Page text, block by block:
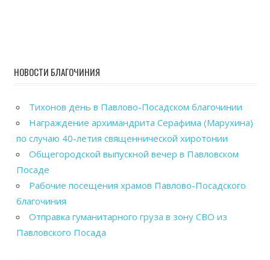
НОВОСТИ БЛАГОЧИНИЯ
Тихонов день в Павлово-Посадском благочинии
Награждение архимандрита Серафима (Марухина)
по случаю 40-летия священнической хиротонии
Общегородской выпускной вечер в Павловском
Посаде
Рабочие посещения храмов Павлово-Посадского
благочиния
Отправка гуманитарного груза в зону СВО из
Павловского Посада